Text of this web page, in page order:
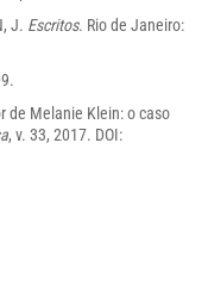
J. Escritos. Rio de Janeiro:
de Melanie Klein: o caso
, v. 33, 2017. DOI: